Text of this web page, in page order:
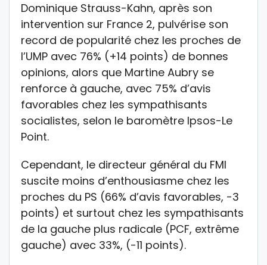
Dominique Strauss-Kahn, après son
intervention sur France 2, pulvérise son
record de popularité chez les proches de
l’UMP avec 76% (+14 points) de bonnes
opinions, alors que Martine Aubry se
renforce à gauche, avec 75% d’avis
favorables chez les sympathisants
socialistes, selon le baromètre Ipsos-Le
Point.
Cependant, le directeur général du FMI
suscite moins d’enthousiasme chez les
proches du PS (66% d’avis favorables, -3
points) et surtout chez les sympathisants
de la gauche plus radicale (PCF, extrême
gauche) avec 33%, (-11 points).